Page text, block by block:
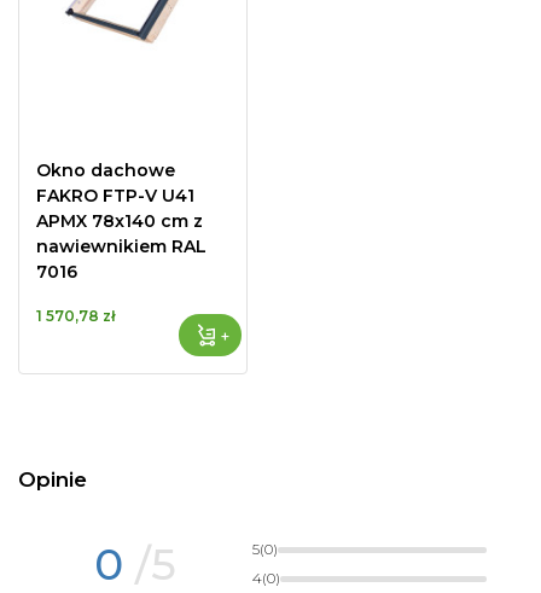
Okno dachowe
FAKRO FTP-V U41
APMX 78x140 cm z
nawiewnikiem RAL
7016
1 570,78 zł
+
Opinie
0 /5 5(0)
4(0)